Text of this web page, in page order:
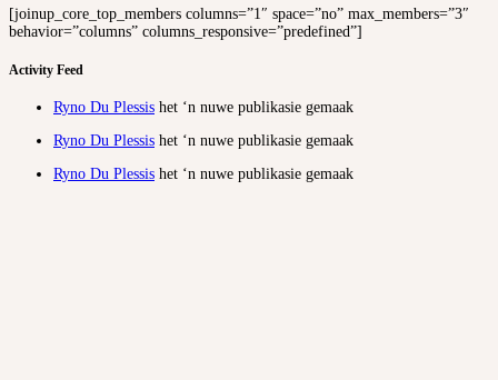
[joinup_core_top_members columns=”1″ space=”no” max_members=”3″
behavior=”columns” columns_responsive=”predefined”]
Activity Feed
Ryno Du Plessis het ‘n nuwe publikasie gemaak
Ryno Du Plessis het ‘n nuwe publikasie gemaak
Ryno Du Plessis het ‘n nuwe publikasie gemaak